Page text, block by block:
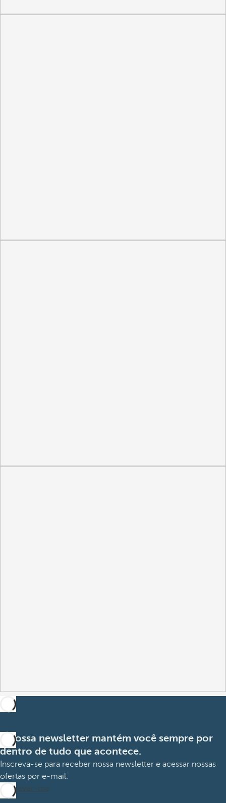
A nossa newsletter mantém você sempre por
dentro de tudo que acontece.
Inscreva-se para receber nossa newsletter e acessar nossas
ofertas por e-mail.
Inscrever-me